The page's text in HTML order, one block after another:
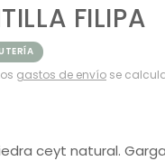
FILIPA
gastos de envío se
ceyt natural.